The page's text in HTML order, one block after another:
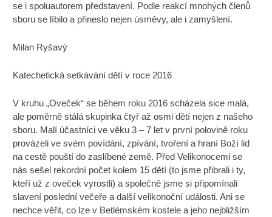
se i spoluautorem představení. Podle reakcí mnohých členů
sboru se líbilo a přineslo nejen úsměvy, ale i zamyšlení.
Milan Ryšavý
Katechetická setkávání dětí v roce 2016
V kruhu „Oveček“ se během roku 2016 scházela sice malá,
ale poměrně stálá skupinka čtyř až osmi dětí nejen z našeho
sboru. Malí účastníci ve věku 3 – 7 let v první polovině roku
provázeli ve svém povídání, zpívání, tvoření a hraní Boží lid
na cestě pouští do zaslíbené země. Před Velikonocemi se
nás sešel rekordní počet kolem 15 dětí (to jsme přibrali i ty,
kteří už z oveček vyrostli) a společně jsme si připomínali
slavení poslední večeře a další velikonoční události. Ani se
nechce věřit, co lze v Betlémském kostele a jeho nejbližším